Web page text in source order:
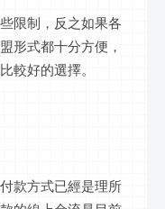
限制，反之如果各
形式都十分方便，
較好的選擇。
款方式已經是理所